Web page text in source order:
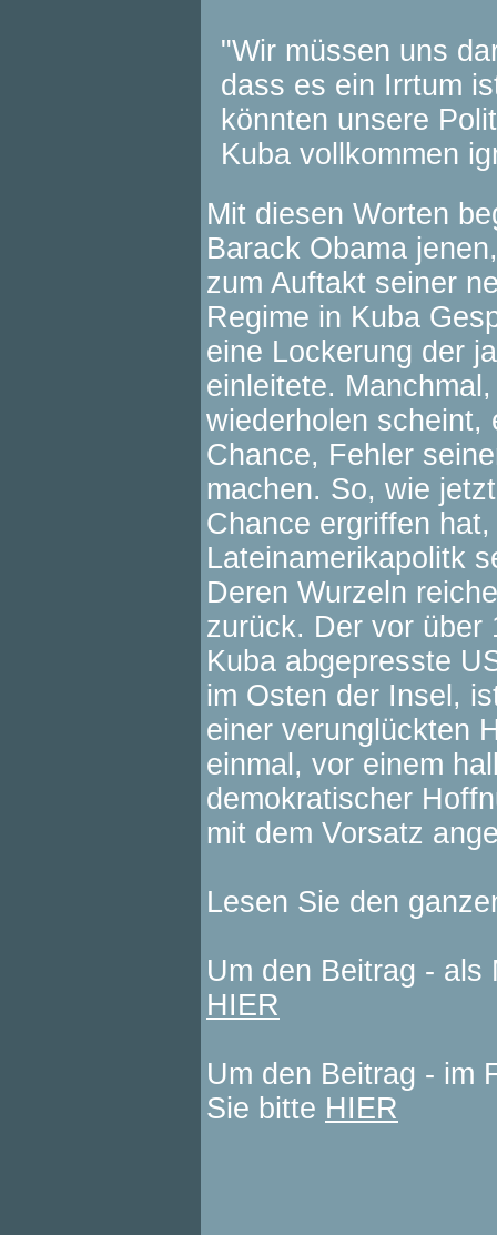
"Wir müssen uns
dass es ein Irrtum
könnten unsere
Kuba vollkommen
Mit diesen Worten
Barack Obama
zum Auftakt seiner
Regime in Kuba
eine Lockerung der
einleitete.
wiederholen scheint,
Chance, Fehler
machen. So, wie
Chance ergriffen
Lateinamerikapolitk
Deren Wurzeln
zurück. Der vor über
Kuba abgepresste
im Osten der Insel,
einer verunglückten
einmal, vor einem
demokratischer
mit dem Vorsatz
Lesen Sie den
Um den Beitrag -
HIER
Um den Beitrag - im
Sie bitte HIER